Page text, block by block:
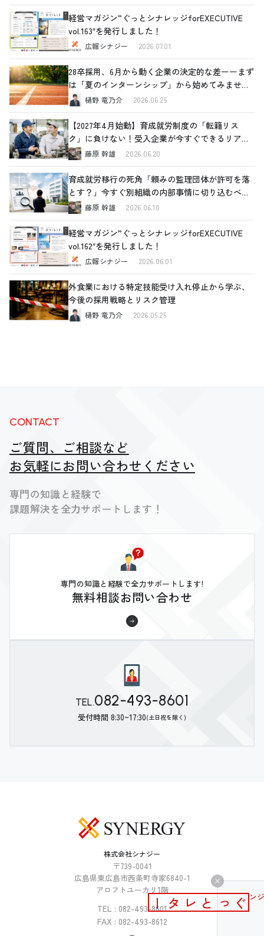
経営マガジン”ぐっとシナレッジforEXECUTIVE
vol.163″を発行しました！
広報シナジー 2026.07.01
28卒採用、6月から動く企業の決定的な差ーーまず
は「夏のインターンシップ」から始めてみません
か
樋野 竜乃介 2026.06.25
【2027年4月始動】育成就労制度の「転籍リス
ク」に負けない！受入企業が今すぐできるリアル
な対策藤原 幹雄 2026.06.20
育成就労移行の死角「頼みの監理団体が許可を落
とす？」今すぐ別組織の内部事情に切り込むべき
理由と、確認すべき4つの重要ポイント
藤原 幹雄 2026.06.10
経営マガジン”ぐっとシナレッジforEXECUTIVE
vol.162″を発行しました！
広報シナジー 2026.06.01
外食業における特定技能受け入れ停止から学ぶ、
今後の採用戦略とリスク管理
樋野 竜乃介 2026.05.25
CONTACT
ご質問、ご相談など
お気軽にお問い合わせください
専門の知識と経験で
課題解決を全力サポートします！
TEL.082-493-8601
受付時間 8:30~17:30(土日祝を除く)
専門の知識と経験で全力サポートします!
無料相談お問い合わせ
株式会社シナジー
〒739-0041
広島県東広島市西条町寺家6840-1
アロフトユーカリ1階
TEL : 082-493-8601
FAX : 082-493-8612
メールマガジン
ぐっとレター